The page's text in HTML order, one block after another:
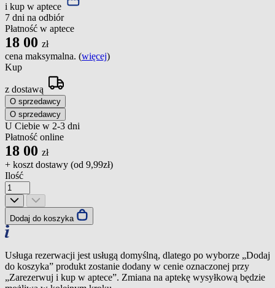
i kup w aptece
7 dni na odbiór
Płatność w aptece
18 00 zł
cena maksymalna. (więcej)
Kup
z dostawą
O sprzedawcy
O sprzedawcy
U Ciebie w 2-3 dni
Płatność online
18 00 zł
+ koszt dostawy (od 9,99zł)
Ilość
Dodaj do koszyka
Usługa rezerwacji jest usługą domyślną, dlatego po wyborze „Dodaj
do koszyka” produkt zostanie dodany w cenie oznaczonej przy
„Zarezerwuj i kup w aptece”. Zmiana na aptekę wysyłkową będzie